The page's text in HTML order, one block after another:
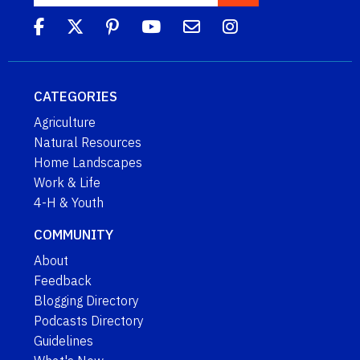
CATEGORIES
Agriculture
Natural Resources
Home Landscapes
Work & Life
4-H & Youth
COMMUNITY
About
Feedback
Blogging Directory
Podcasts Directory
Guidelines